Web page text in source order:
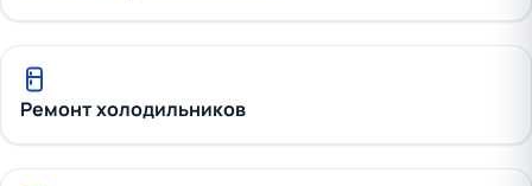
Ремонт холодильников